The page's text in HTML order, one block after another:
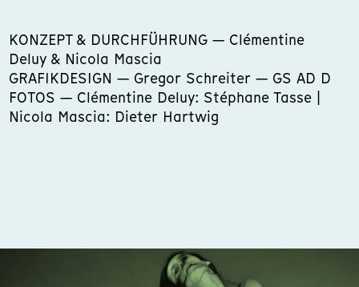
KONZEPT & DURCHFÜHRUNG — Clémentine
Deluy & Nicola Mascia
GRAFIKDESIGN — Gregor Schreiter — GS AD D
FOTOS — Clémentine Deluy: Stéphane Tasse |
Nicola Mascia: Dieter Hartwig